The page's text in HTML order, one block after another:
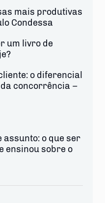
mais produtivas
Condessa
um livro de
o diferencial
concorrência –
assunto: o que ser
ensinou sobre o